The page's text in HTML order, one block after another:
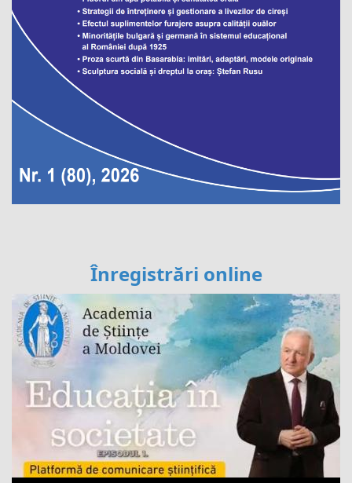
Înregistrări online